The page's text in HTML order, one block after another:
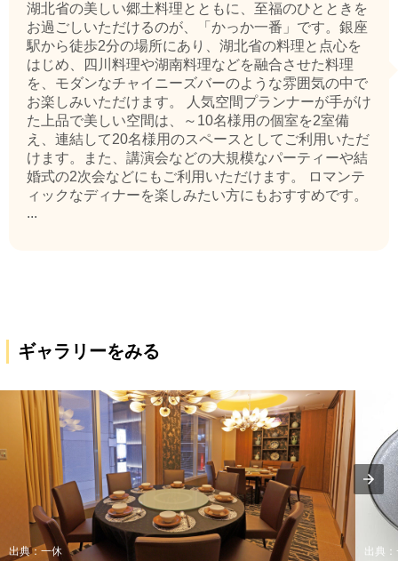
湖北省の美しい郷土料理とともに、至福のひとときを
お過ごしいただけるのが、「かっか一番」です。銀座
駅から徒歩2分の場所にあり、湖北省の料理と点心を
はじめ、四川料理や湖南料理などを融合させた料理
を、モダンなチャイニーズバーのような雰囲気の中で
お楽しみいただけます。 人気空間プランナーが手がけ
た上品で美しい空間は、～10名様用の個室を2室備
え、連結して20名様用のスペースとしてご利用いただ
けます。また、講演会などの大規模なパーティーや結
婚式の2次会などにもご利用いただけます。 ロマンテ
ィックなディナーを楽しみたい方にもおすすめです。
...
ギャラリーをみる
出典：一休 出典